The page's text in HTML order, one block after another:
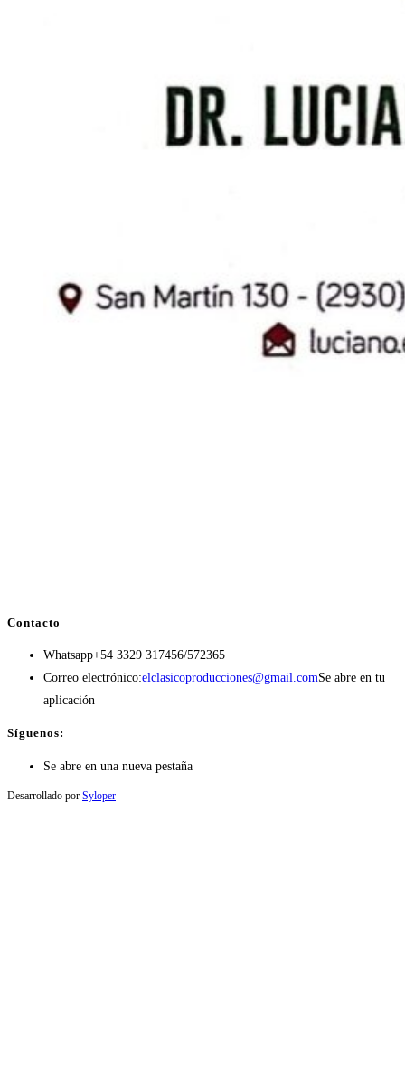
Contacto
Whatsapp+54 3329 317456/572365
Correo electrónico:elclasicoproducciones@gmail.comSe abre en tu
aplicación
Síguenos:
Se abre en una nueva pestaña
Desarrollado por Syloper